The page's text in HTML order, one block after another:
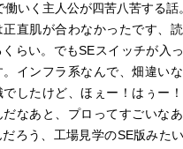
働いく主人公が四苦八苦する話。
直肌が合わなかったです、
らい。でもSEスイッチが入
。インフラ系なんで、畑違い
でしたけど、ほぇー！はぅー
だなあと、プロってすごいな
ろう、工場見学のSE版みた